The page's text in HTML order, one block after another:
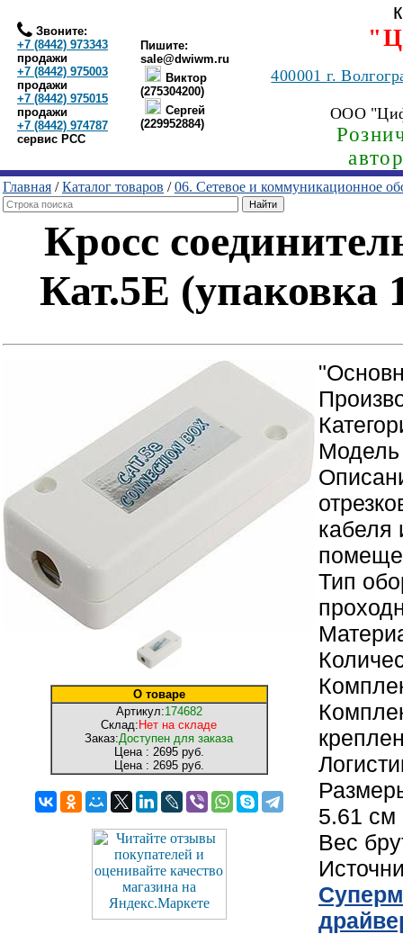
Звоните:
+7 (8442) 973343
продажи
+7 (8442) 975003
продажи
+7 (8442) 975015
продажи
+7 (8442) 974787
сервис РСС
Пишите:
sale@dwiwm.ru
Виктор
(275304200)
Сергей
(229952884)
400001г.
ООО
Главная /Каталог товаров /06. Сетевое и коммуникационное
Кросс
Кат.5E (упаковка
О товаре
Артикул:174682
Склад: Нет на складе
Заказ:Доступен для заказа
Цена : 2695 руб.
Цена : 2695 руб.
кабеля
Тип
5.61 см
Вес